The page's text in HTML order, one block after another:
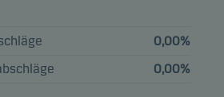
0,00%
0,00%